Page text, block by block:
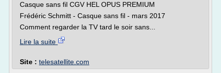
Casque sans fil CGV HEL OPUS PREMIUM
Frédéric Schmitt - Casque sans fil - mars 2017
Comment regarder la TV tard le soir sans...
Lire la suite
Site : telesatellite.com